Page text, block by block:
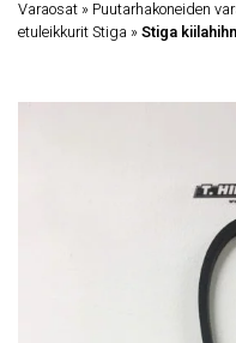
Varaosat » Puutarhakoneiden
etuleikkurit Stiga »Stiga